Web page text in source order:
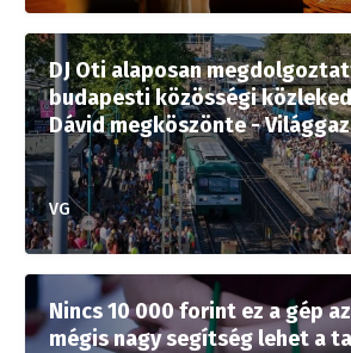
DJ Oti alaposan
budapesti közösségi
Dávid megköszönte -
VG
Nincs 10 000 forint ez a gép
mégis nagy segítség lehet a